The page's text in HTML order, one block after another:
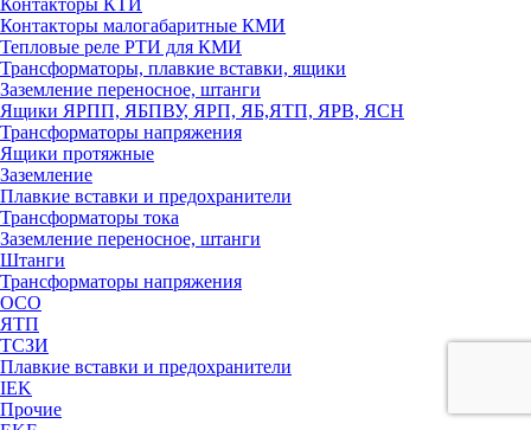
Контакторы КТИ
Контакторы малогабаритные КМИ
Тепловые реле РTИ для КМИ
Трансформаторы, плавкие вставки, ящики
Заземление переносное, штанги
Ящики ЯРПП, ЯБПВУ, ЯРП, ЯБ,ЯТП, ЯРВ, ЯСН
Трансформаторы напряжения
Ящики протяжные
Заземление
Плавкие вставки и предохранители
Трансформаторы тока
Заземление переносное, штанги
Штанги
Трансформаторы напряжения
ОСО
ЯТП
ТСЗИ
Плавкие вставки и предохранители
IEK
Прочие